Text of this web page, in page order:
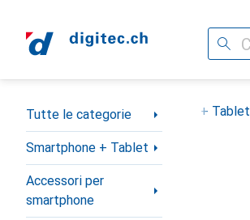
Cerca
Categoria Navigazione
Tutte le categorie
Smartphone + Tablet
Accessori per
smartphone
Tutte le categorie Smartphone + Tablet